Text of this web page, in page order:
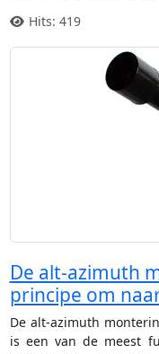
Hits: 419
De alt-azimuth
principe om
De alt-azimuth
is een van de meest